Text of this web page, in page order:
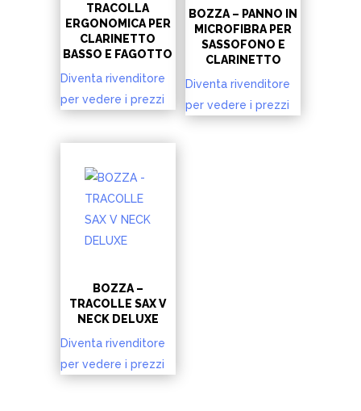
TRACOLLA
ERGONOMICA PER
CLARINETTO
BASSO E FAGOTTO
Diventa rivenditore
per vedere i prezzi
BOZZA – PANNO IN
MICROFIBRA PER
SASSOFONO E
CLARINETTO
Diventa rivenditore
per vedere i prezzi
BOZZA –
TRACOLLE SAX V
NECK DELUXE
Diventa rivenditore
per vedere i prezzi